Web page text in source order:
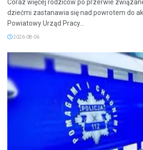
Coraz więcej rodziców po przerwie
dziećmi zastanawia się nad powrotem do
Powiatowy Urząd Pracy...
2026-08-06